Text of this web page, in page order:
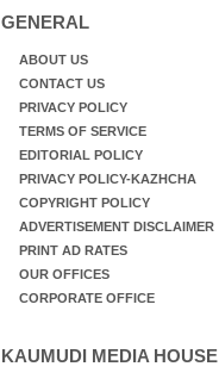
GENERAL
ABOUT US
CONTACT US
PRIVACY POLICY
TERMS OF SERVICE
EDITORIAL POLICY
PRIVACY POLICY-KAZHCHA
COPYRIGHT POLICY
ADVERTISEMENT DISCLAIMER
PRINT AD RATES
OUR OFFICES
CORPORATE OFFICE
KAUMUDI MEDIA HOUSE